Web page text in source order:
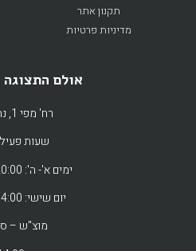
תקנון אתר
מדיניות פרטיות
אולם התצוגה
רח' מפי 1, נתניה
שעות
ימים א'- ה': 10:00-20:00
יום שישי: 9:00-14:00
מוצ"ש –